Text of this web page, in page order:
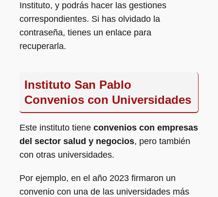
Instituto, y podrás hacer las gestiones
correspondientes. Si has olvidado la
contraseña, tienes un enlace para
recuperarla.
Instituto San Pablo
Convenios con Universidades
Este instituto tiene convenios con empresas
del sector salud y negocios, pero también
con otras universidades.
Por ejemplo, en el año 2023 firmaron un
convenio con una de las universidades más